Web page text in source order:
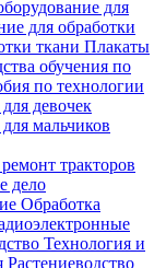
для
для обработки
ткани Плакаты
обучения по
по технологии
девочек
мальчиков
тракторов
дело
Обработка
Технология и
Растениеводство